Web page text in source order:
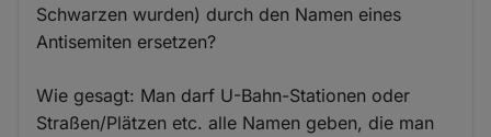
Schwarzen wurden) durch den Namen eines
Antisemiten ersetzen?
Wie gesagt: Man darf U-Bahn-Stationen oder
Straßen/Plätzen etc. alle Namen geben, die man